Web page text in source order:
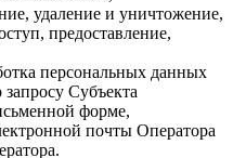
удаление и уничтожение,
предоставление,
персональных данных
Субъекта
форме,
почты Оператора